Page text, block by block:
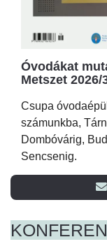
Óvodákat
Metszet 2026/
Csupa
számunkba,
Dombóvárig,
Sencsenig.